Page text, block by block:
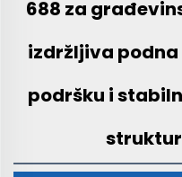
688 za
izdržljiva
podršku i